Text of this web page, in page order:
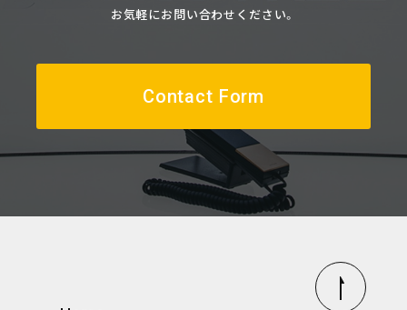
お気軽にお問い合わせください。
Contact Form